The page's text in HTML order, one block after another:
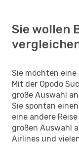
Sie wollen
Sie möchten
Mit der Opodo
große Auswahl
Sie spontan
eine andere
großen Auswahl
Airlines und